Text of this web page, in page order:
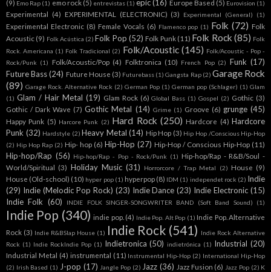
(9) Emo Rap (1) emo rock (5) entrevistas (1) epic (16) Europe Based (5) Eurovision (1)
Experimental (4) EXPERIMENTAL (ELECTRONIC) (3) Experimental (General) (1)
Experimental Electronic (8) Female Vocals (6) Flamenco pop (1) Folk (72) Folk
Acoustic (9) Folk Acústica (2) Folk Pop (52) Folk Punk (11) Folk Rock (85) Folk
Rock. Americana (1) Folk Tradicional (2) Folk/Acoustic (145) Folk/Acoustic - Pop -
Rock/Punk (1) Folk/Acoustic/Pop (4) Folktronica (10) French Pop (2) Funk (17)
Future Bass (24) Future House (3) Futurebass (1) Gangsta Rap (2) Garage Rock
(89) Garage Rock. Alternative Rock (2) German Pop (1) German pop (Schlager) (1) Glam
(1) Glam / Hair Metal (19) Glam Rock (6) Global Bass (1) Gospel (2) Gothic (3)
Gothic / Dark Wave (7) Gothic Metal (14) Grime (1) Groove (6) grunge (45)
Happy Punk (5) Harcore Punk (2) Hard Rock (250) Hardcore (4) Hardcore
Punk (32) Hardstyle (2) Heavy Metal (14) Hip Hop (3) Hip Hop /Conscious Hip-Hop
(2) Hip Hop Rap (2) Hip- hop (6) Hip-Hop (27) Hip-Hop / Conscious Hip-Hop (11)
Hip-hop/Rap (56) Hip-hop/Rap - Pop - Rock/Punk (1) Hip-hop/Rap - R&B/Soul -
World/Spiritual (3) Holiday Music (31) Horrorcore / Trap Metal (2) House (9)
House (Old-school) (10) hyper pop (1) hyperpop (8) IDM (1) independet rock (2) Indie
(29) Indie (Melodic Pop Rock) (23) Indie Dance (23) Indie Electronic (15)
Indie Folk (60) INDIE FOLK SINGER-SONGWRITER BAND (Soft Band Sound) (1)
Indie Pop (340) indie pop. (4) Indie Pop. Alt Pop (1) Indie Pop. Alternative
Rock (3) Indie R&BSlap House (1) Indie Rock (541) Indie Rock Alternative
Rock (1) Indie RockIndie Pop (1) Indietronica (50) indietrónica (1) Industrial (20)
Industrial Metal (4) instrumental (11) Instrumental Hip-Hop (2) International Hip-Hop
(2) Irish Based (1) J-pop (17) Jangle Pop (2) Jazz (36) Jazz Fusion (6) Jazz Pop (2) K